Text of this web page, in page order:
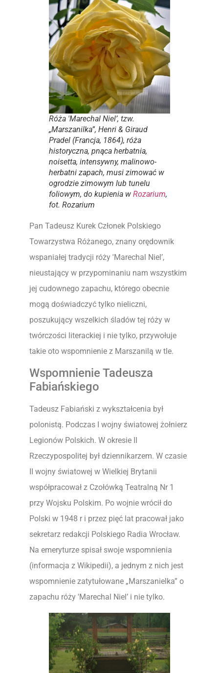
Róża 'Marechal Niel’, tzw.
„Marszanilka”, Henri & Giraud
Pradel (Francja, 1864), róża
historyczna, pnąca herbatnia,
noisetta, intensywny, malinowo-
herbatni zapach, musi zimować w
ogrodzie zimowym lub tunelu
foliowym, do kupienia w Rozarium,
fot. Rozarium
Pan Tadeusz Kurek Członek Polskiego
Towarzystwa Różanego, znany orędownik
wspaniałej tradycji róży 'Marechal Niel’,
nieustający w przypominaniu nam wszystkim
jej cudownego zapachu, którego obecnie
mogą doświadczyć tylko nieliczni,
poszukujący wszelkich śladów tej róży w
twórczości literackiej i nie tylko, przywołuje
takie oto wspomnienie z Marszanilą w tle.
Wspomnienie Tadeusza
Fabiańskiego
Tadeusz Fabiański z wykształcenia był
polonistą. Podczas I wojny światowej żołnierz
Legionów Polskich. W okresie II
Rzeczypospolitej był dziennikarzem. W czasie
II wojny światowej w Wielkiej Brytanii
współpracował z Czołówką Teatralną Nr 1
przy Wojsku Polskim. Po wojnie wrócił do
Polski w 1948 r i przez pięć lat pracował jako
sekretarz redakcji Polskiego Radia Wrocław.
Na emeryturze spisał swoje wspomnienia
(informacja z Wikipedii), a jednym z nich jest
wspomnienie zatytułowane „Marszanielka” o
zapachu róży 'Marechal Niel’ i nie tylko.